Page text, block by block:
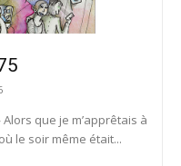
que je m’apprêtais à
le soir même était...